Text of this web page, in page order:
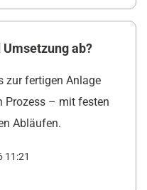
ab?
zur fertigen Anlage
Prozess – mit festen
Abläufen.
11:21